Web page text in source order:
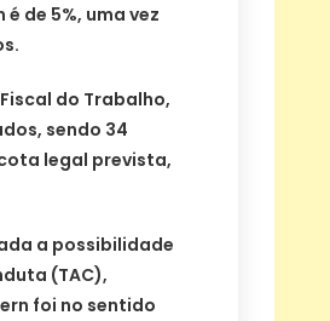
é de 5%, uma vez
do Trabalho,
sendo 34
legal prevista,
a possibilidade
(TAC),
foi no sentido